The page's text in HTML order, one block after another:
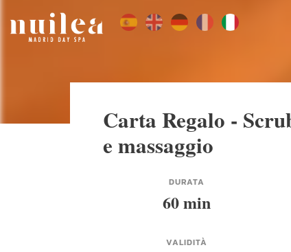
Carta Regalo -
e massaggio
DURATA
60 min
VALIDITÀ